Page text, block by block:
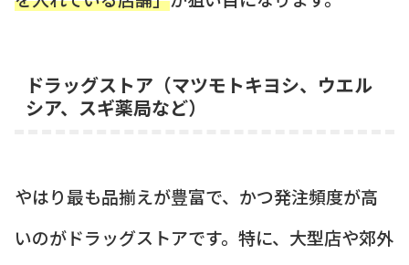
ドラッグストア（マツモトキヨシ、ウエル
シア、スギ薬局など）
やはり最も品揃えが豊富で、かつ発注頻度が高
いのがドラッグストアです。特に、大型店や郊外